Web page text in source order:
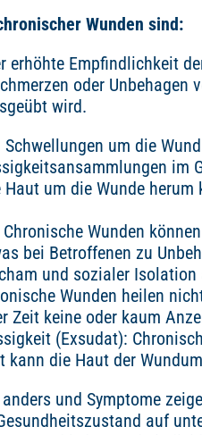
Wunden sind:
erhöhte Empfindlichkeit
oder Unbehagen
wird.
Schwellungen um die
im
Haut um die Wunde
Wunden
bei Betroffenen zu
und sozialer
Wunden heilen
Zeit keine oder kaum
(Exsudat):
kann die Haut der
und Symptome
auf